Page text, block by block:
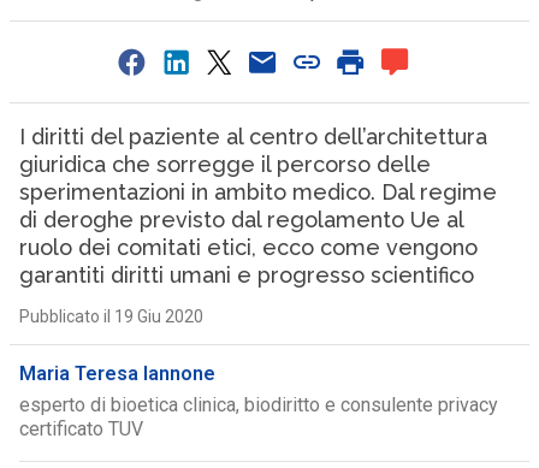
I diritti del paziente al centro dell’architettura
giuridica che sorregge il percorso delle
sperimentazioni in ambito medico. Dal regime
di deroghe previsto dal regolamento Ue al
ruolo dei comitati etici, ecco come vengono
garantiti diritti umani e progresso scientifico
Pubblicato il 19 Giu 2020
Maria Teresa Iannone
esperto di bioetica clinica, biodiritto e consulente privacy
certificato TUV